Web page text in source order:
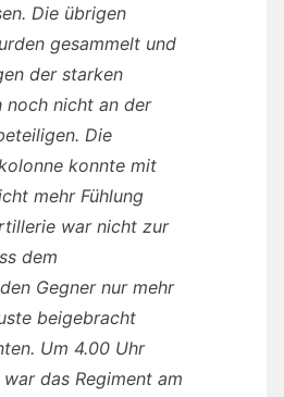
Die übrigen
gesammelt und
der starken
noch nicht an der
Die
konnte mit
mehr Fühlung
war nicht zur
dem
Gegner nur mehr
beigebracht
Um 4.00 Uhr
das Regiment am